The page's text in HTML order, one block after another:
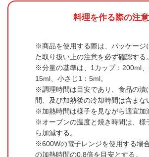
料理を作る際の注意
商品を使用する際は、パッケージ
た取り扱い上の注意を必ず確認する。
分量の基準は、1カップ：200ml、
15ml、小さじ1：5ml。
調理時間は目安であり、食品の漬
間、及び加熱後の冷却時間は含まな
加熱時間は様子を見ながら適宜加
オーブンの温度と焼き時間は、様
ら加減する。
600Wの電子レンジを使用する場
の加熱時間の0.8倍を目安とする。